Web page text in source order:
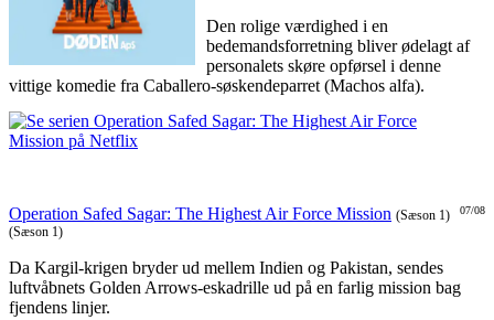
Den rolige værdighed i en
bedemandsforretning bliver ødelagt af
personalets skøre opførsel i denne
vittige komedie fra Caballero-søskendeparret (Machos alfa).
07/08
Operation Safed Sagar: The Highest Air Force Mission (Sæson 1)
(Sæson 1)
Da Kargil-krigen bryder ud mellem Indien og Pakistan, sendes
luftvåbnets Golden Arrows-eskadrille ud på en farlig mission bag
fjendens linjer.